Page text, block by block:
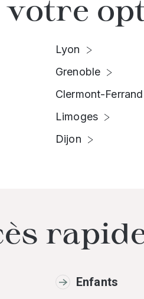
votre
Lyon
Grenoble
Clermont-Ferrand
Limoges
Dijon
Enfants